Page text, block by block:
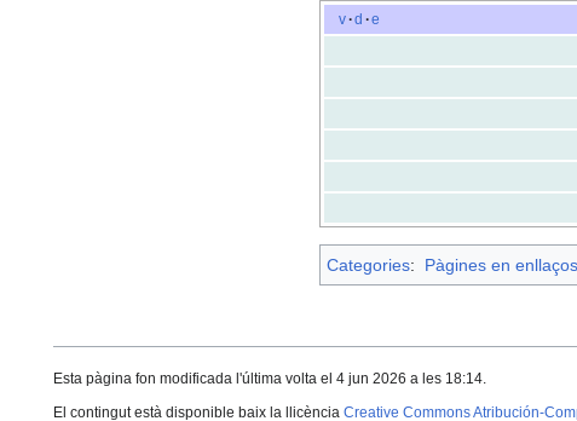
v·d ·e
Categories: Pàgines en
Esta pàgina fon modificada l'última volta el 4 jun 2026 a les 18:14.
El contingut està disponible baix la llicència Creative Commons Atribución-